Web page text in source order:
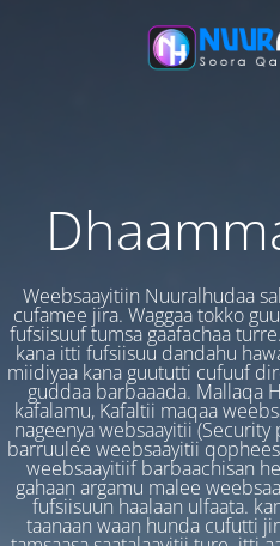
Weebsaayitiin Nuuralhudaa
cufamee jira. Waggaa tokko
fufsiisuuf tumsa gaafachaa
kana itti fufsiisuu dandahu
miidiyaa kana guututti cufuuf
guddaa barbaaada. Mallaqa
kafalamu, Kafaltii maqaa
nageenya websaayitii
barruulee weebsaayitii
weebsaayitiif barbaachisan
gahaan argamu malee
fufsiisuun haalaan ulfaata.
taanaan waan hunda cufutti